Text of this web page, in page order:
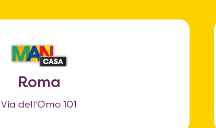
Roma
Via dell'Omo 101